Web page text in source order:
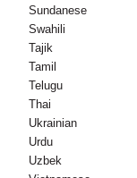
Sundanese
Swahili
Tajik
Tamil
Telugu
Thai
Ukrainian
Urdu
Uzbek